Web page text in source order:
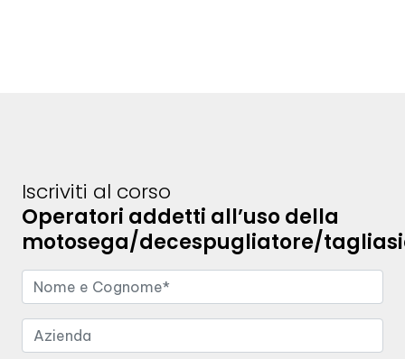
Iscriviti al corso
Operatori addetti all’uso della
motosega/decespugliatore/